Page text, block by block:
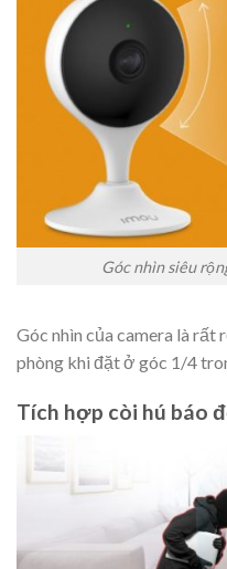
Góc nhìn siêu
Góc nhìn của camera là rất
phòng khi đặt ở góc 1/4
Tích hợp còi hú báo